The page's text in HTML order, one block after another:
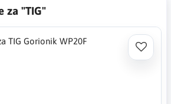
za "TIG"